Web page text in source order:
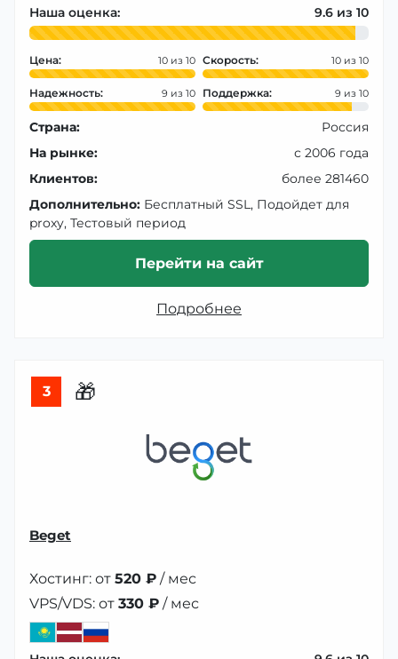
Наша оценка: 9.6
Цена: 10 Скорость: 10
Надежность: 9 Поддержка: 9
Страна:
Россия
На рынке:
с 2006 года
Клиентов:
более 281460
Дополнительно: Бесплатный SSL, Подойдет для
proxy, Тестовый период
Перейти на сайт
Подробнее
3 🎁
Beget
Хостинг: от 520 ₽ / мес
VPS/VDS: от 330 ₽ / мес